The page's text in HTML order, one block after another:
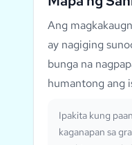
Ang
ay nagiging
bunga na
humantong ang
Ipakita kung
kaganapan sa